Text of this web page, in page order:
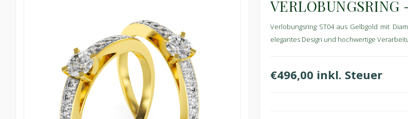
VERLOBUNGSRING
Verlobungsring ST04 aus Gelbgold mit
elegantes Design und hochwertige
€496,00 inkl. Steuer